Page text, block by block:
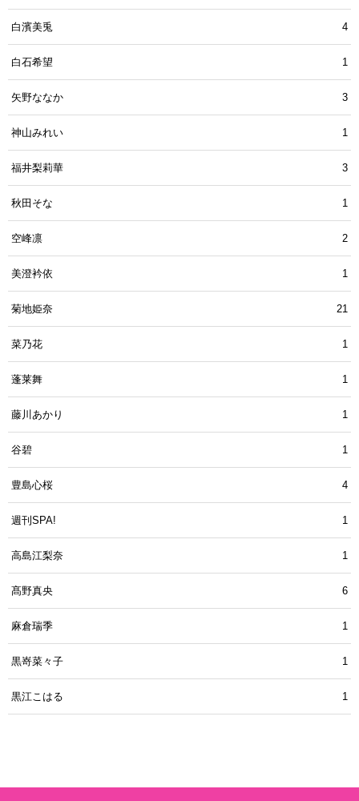
白濱美兎 4
白石希望 1
矢野ななか 3
神山みれい 1
福井梨莉華 3
秋田そな 1
空峰凛 2
美澄衿依 1
菊地姫奈 21
菜乃花 1
蓬莱舞 1
藤川あかり 1
谷碧 1
豊島心桜 4
週刊SPA! 1
高島江梨奈 1
髙野真央 6
麻倉瑞季 1
黒嵜菜々子 1
黒江こはる 1